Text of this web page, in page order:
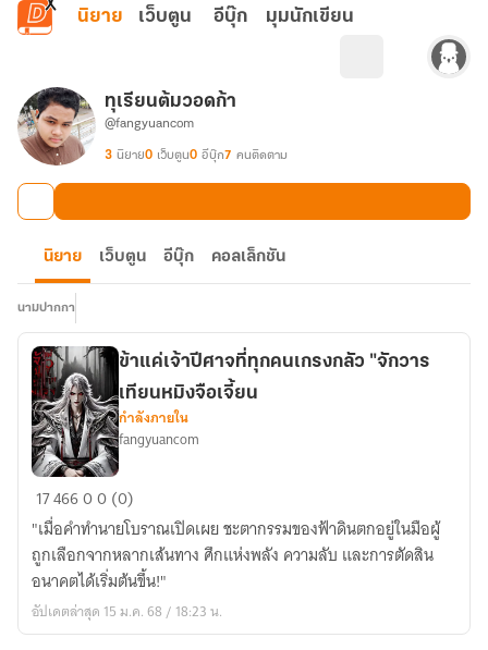
ข้ามไปยังเนื้อหาหลัก
นิยาย เว็บตูน อีบุ๊ก มุมนักเขียน
ทุเรียนต้มวอดก้า
@fangyuancom
3 นิยาย0 เว็บตูน0 อีบุ๊ก7 คนติดตาม
นิยาย เว็บตูน อีบุ๊ก คอลเล็กชัน
นามปากกา
ข้า
แค่
เจ้า
ปีศาจ
ที่
ทุก
ข้าแค่เจ้าปีศาจที่ทุกคนเกรงกลัว "จักวาร
เทียนหมิงจือเจี้ยน
กำลังภายใน
fangyuancom
1746600 (0)
"เมื่อคำทำนายโบราณเปิดเผย ชะตากรรมของฟ้าดินตกอยู่ในมือผู้
ถูกเลือกจากหลากเส้นทาง ศึกแห่งพลัง ความลับ และการตัดสิน
อนาคตได้เริ่มต้นขึ้น!"
อัปเดตล่าสุด 15 ม.ค. 68 / 18:23 น.